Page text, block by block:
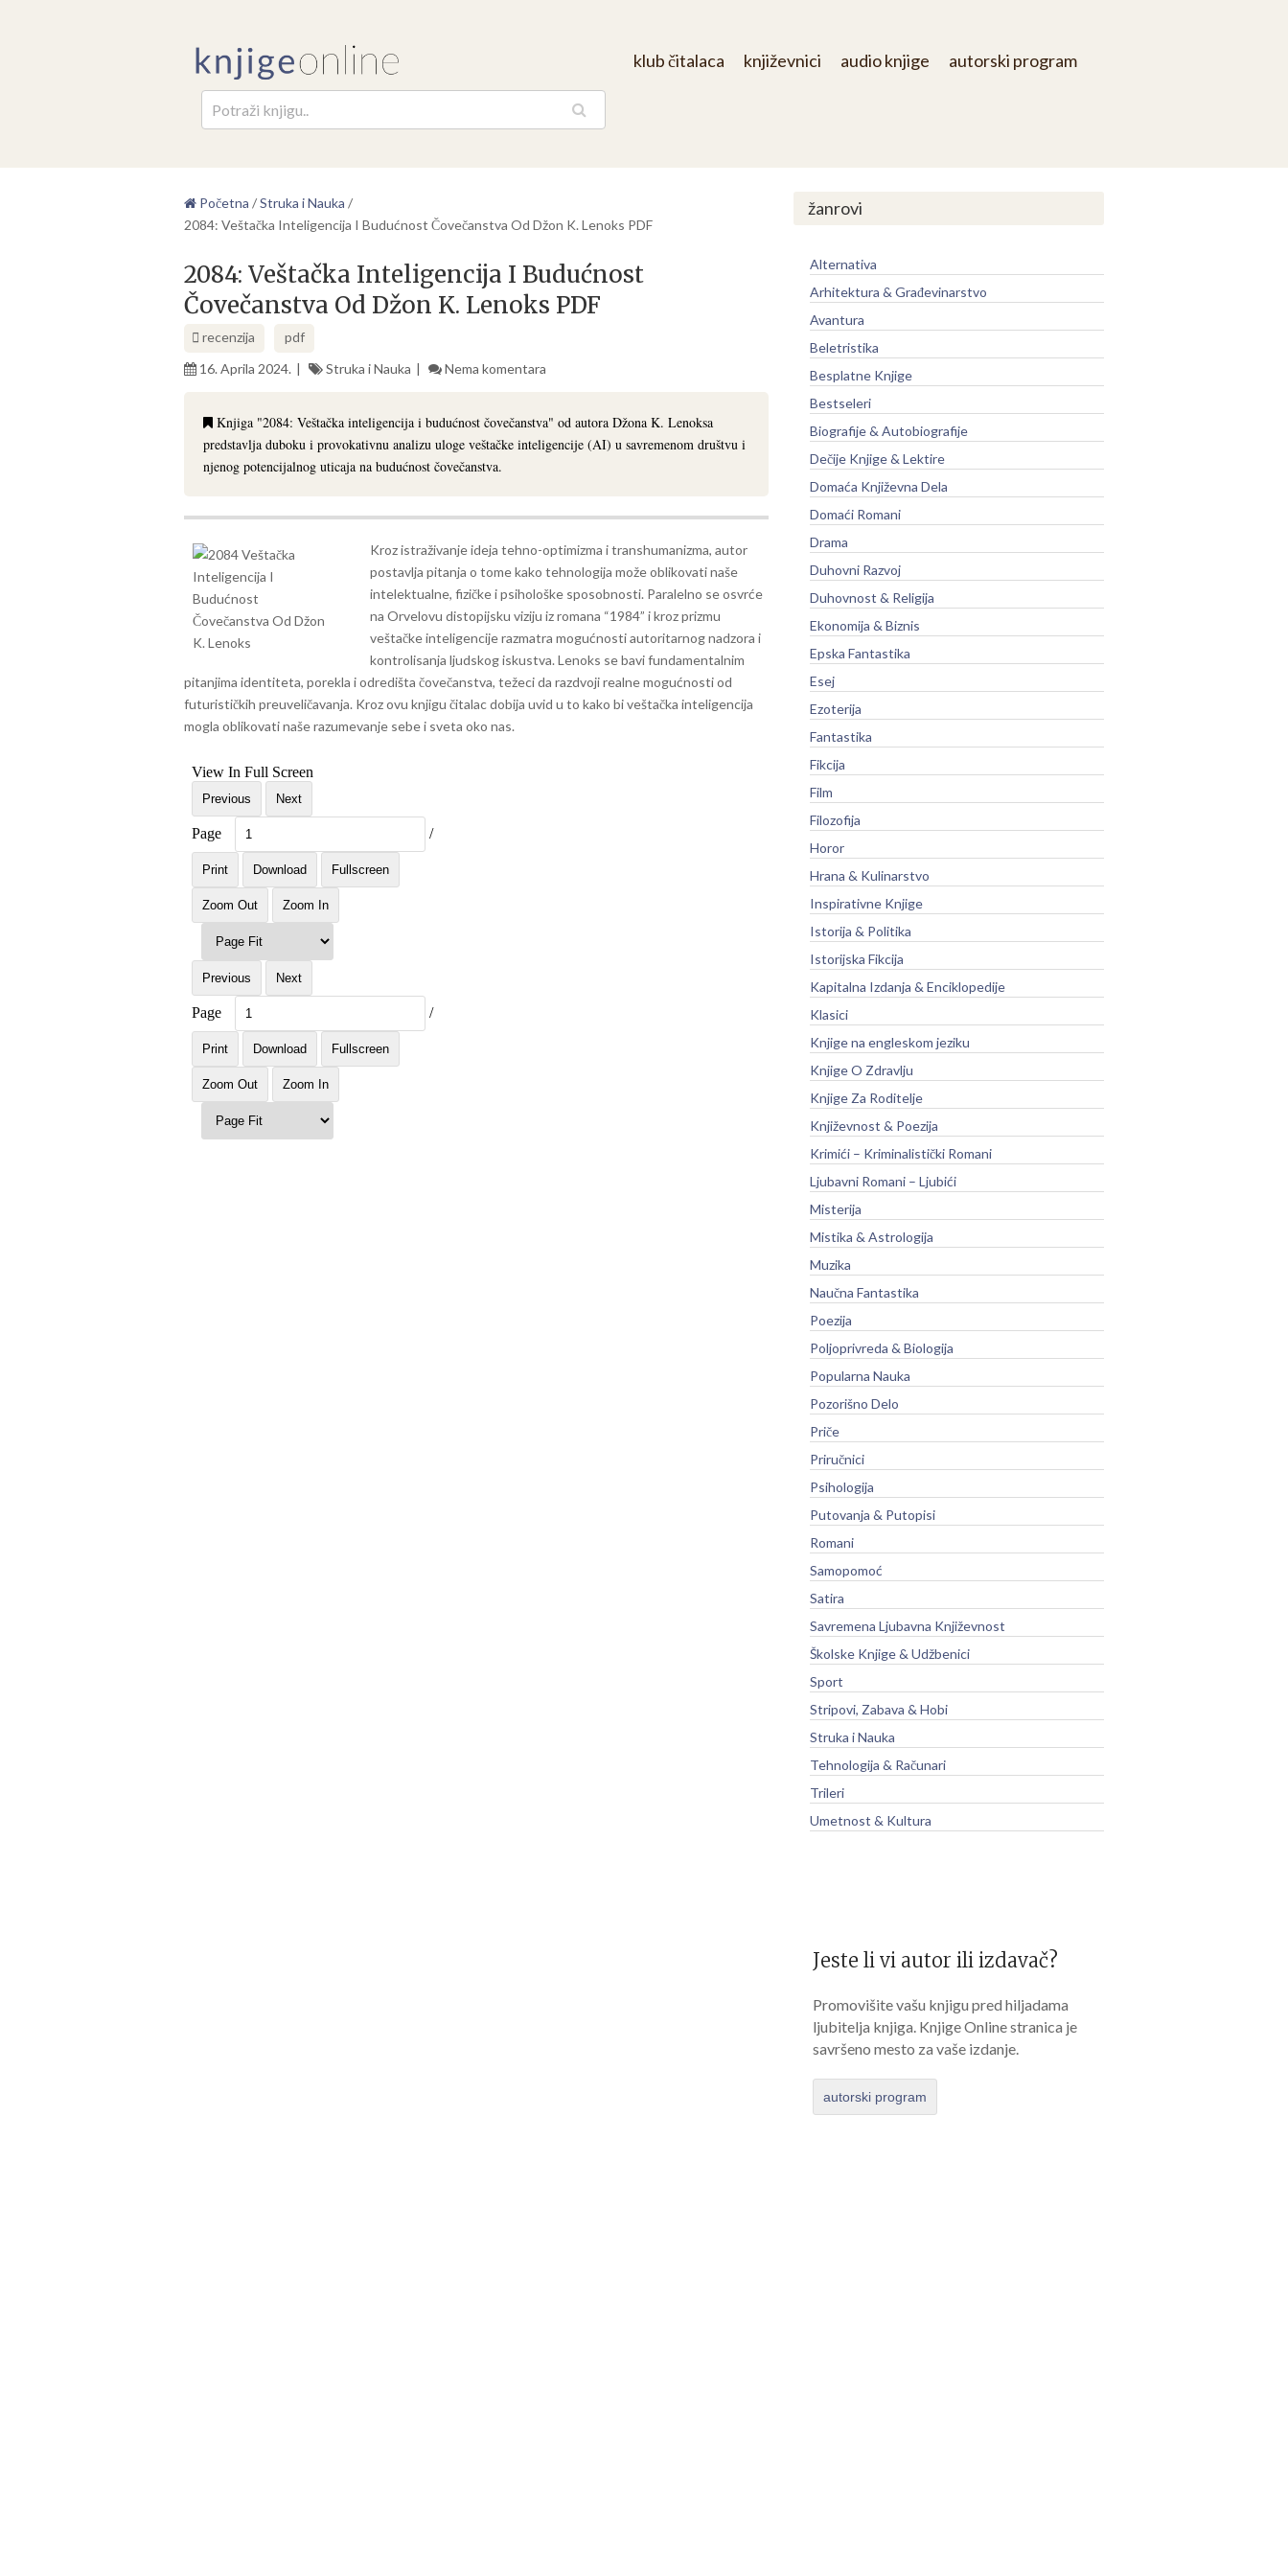
klub čitalaca književnici audio knjige autorski program
Početna /Struka i Nauka /
2084: Veštačka Inteligencija I Budućnost Čovečanstva Od Džon K. Lenoks PDF
2084: Veštačka Inteligencija I Budućnost
Čovečanstva Od Džon K. Lenoks PDF
recenzija
pdf
16. Aprila 2024.
Struka i Nauka Nema komentara
Knjiga "2084: Veštačka inteligencija i budućnost čovečanstva" od autora Džona K. Lenoksa
predstavlja duboku i provokativnu analizu uloge veštačke inteligencije (AI) u savremenom društvu i
njenog potencijalnog uticaja na budućnost čovečanstva.
Kroz istraživanje ideja tehno-optimizma i transhumanizma, autor
postavlja pitanja o tome kako tehnologija može oblikovati naše
intelektualne, fizičke i psihološke sposobnosti. Paralelno se osvrće
na Orvelovu distopijsku viziju iz romana “1984” i kroz prizmu
veštačke inteligencije razmatra mogućnosti autoritarnog nadzora i
kontrolisanja ljudskog iskustva. Lenoks se bavi fundamentalnim
pitanjima identiteta, porekla i odredišta čovečanstva, težeci da razdvoji realne mogućnosti od
futurističkih preuveličavanja. Kroz ovu knjigu čitalac dobija uvid u to kako bi veštačka inteligencija
mogla oblikovati naše razumevanje sebe i sveta oko nas.
žanrovi
Alternativa
Arhitektura & Građevinarstvo
Avantura
Beletristika
Besplatne Knjige
Bestseleri
Biografije & Autobiografije
Dečije Knjige & Lektire
Domaća Književna Dela
Domaći Romani
Drama
Duhovni Razvoj
Duhovnost & Religija
Ekonomija & Biznis
Epska Fantastika
Esej
Ezoterija
Fantastika
Fikcija
Film
Filozofija
Horor
Hrana & Kulinarstvo
Inspirativne Knjige
Istorija & Politika
Istorijska Fikcija
Kapitalna Izdanja & Enciklopedije
Klasici
Knjige na engleskom jeziku
Knjige O Zdravlju
Knjige Za Roditelje
Književnost & Poezija
Krimići – Kriminalistički Romani
Ljubavni Romani – Ljubići
Misterija
Mistika & Astrologija
Muzika
Naučna Fantastika
Poezija
Poljoprivreda & Biologija
Popularna Nauka
Pozorišno Delo
Priče
Priručnici
Psihologija
Putovanja & Putopisi
Romani
Samopomoć
Satira
Savremena Ljubavna Književnost
Školske Knjige & Udžbenici
Sport
Stripovi, Zabava & Hobi
Struka i Nauka
Tehnologija & Računari
Trileri
Umetnost & Kultura
Jeste li vi autor ili izdavač?
Promovišite vašu knjigu pred hiljadama
ljubitelja knjiga. Knjige Online stranica je
savršeno mesto za vaše izdanje.
autorski program